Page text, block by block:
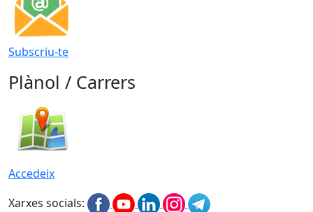
Subscriu-te
Plànol / Carrers
Accedeix
Xarxes socials: